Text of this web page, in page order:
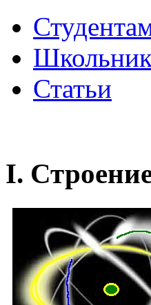
Статьи
I.